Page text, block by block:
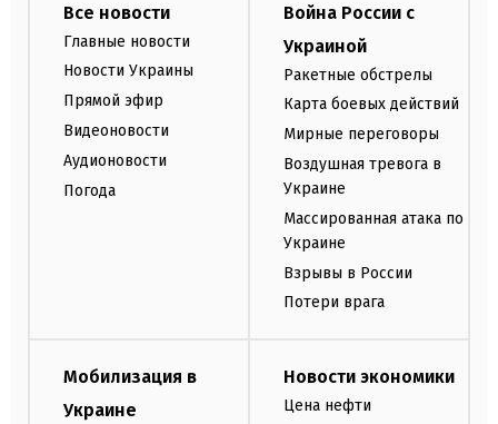
Все новости
Главные новости
Новости Украины
Прямой эфир
Видеоновости
Аудионовости
Погода
Война России с
Украиной
Ракетные обстрелы
Карта боевых действий
Мирные переговоры
Воздушная тревога в
Украине
Массированная атака по
Украине
Взрывы в России
Потери врага
Мобилизация в
Украине
Новости экономики
Цена нефти